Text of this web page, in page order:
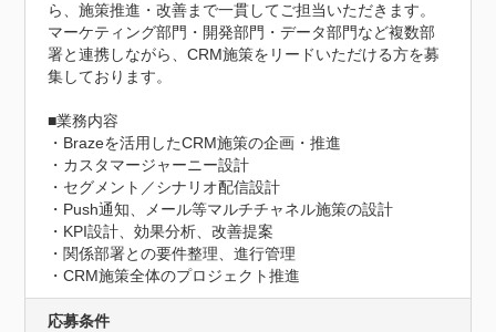
ら、施策推進・改善まで一貫してご担当いただきます。
マーケティング部門・開発部門・データ部門など複数部
署と連携しながら、CRM施策をリードいただける方を募
集しております。
■業務内容
・Brazeを活用したCRM施策の企画・推進
・カスタマージャーニー設計
・セグメント／シナリオ配信設計
・Push通知、メール等マルチチャネル施策の設計
・KPI設計、効果分析、改善提案
・関係部署との要件整理、進行管理
・CRM施策全体のプロジェクト推進
応募条件